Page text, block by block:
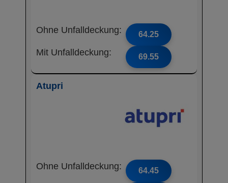
Ohne Unfalldeckung: 64.25
Mit Unfalldeckung: 69.55
Atupri
Ohne Unfalldeckung: 64.45